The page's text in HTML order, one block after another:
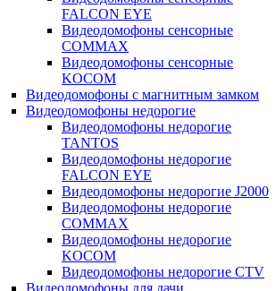
FALCON EYE
Видеодомофоны сенсорные
COMMAX
Видеодомофоны сенсорные
KOCOM
Видеодомофоны с магнитным замком
Видеодомофоны недорогие
Видеодомофоны недорогие
TANTOS
Видеодомофоны недорогие
FALCON EYE
Видеодомофоны недорогие J2000
Видеодомофоны недорогие
COMMAX
Видеодомофоны недорогие
KOCOM
Видеодомофоны недорогие CTV
Видеодомофоны для дачи